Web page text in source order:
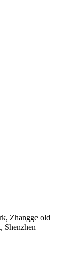
Zhangge old
Shenzhen